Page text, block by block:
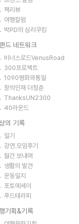
책리뷰
여행칼럼
박PD의 심리쿠킹
드 네트워크
비너스로드VenusRoad
300프로젝트
1090평화와통일
창의인재 더청춘
ThanksUN2300
40라운드
의 기록
일기
강연.모임후기
월간 보내며
생활의 발견
운동일지
포토에세이
푸드테라피
기획&기록